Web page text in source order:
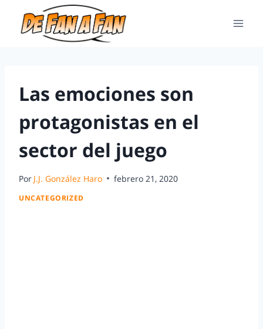
Las emociones son
protagonistas en el
sector del juego
Por J.J. González Haro febrero 21, 2020
UNCATEGORIZED